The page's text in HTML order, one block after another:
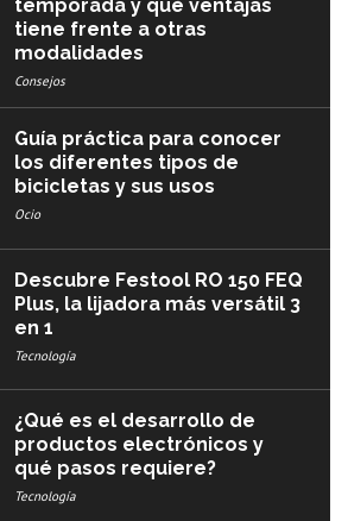
temporada y qué ventajas
tiene frente a otras
modalidades
Consejos
Guía práctica para conocer
los diferentes tipos de
bicicletas y sus usos
Ocio
Descubre Festool RO 150 FEQ
Plus, la lijadora más versátil 3
en 1
Tecnología
¿Qué es el desarrollo de
productos electrónicos y
qué pasos requiere?
Tecnología